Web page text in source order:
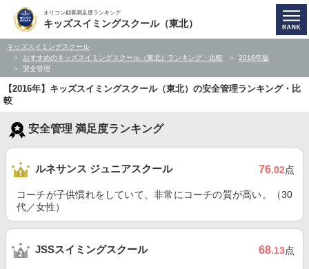
オリコン顧客満足度ランキング
キッズスイミングスクール（東北）
キッズスイミングスクール
おすすめのキッズスイミングスクール（東北）ランキング・比較
2016年版
安全管理
【2016年】キッズスイミングスクール（東北）の安全管理ランキング・比
較
安全管理 満足度ランキング
ルネサンス ジュニアスクール 76.02点
コーチが子供慣れをしていて、非常にコーチの質が高い。（30
代／女性）
JSSスイミングスクール 68.13点